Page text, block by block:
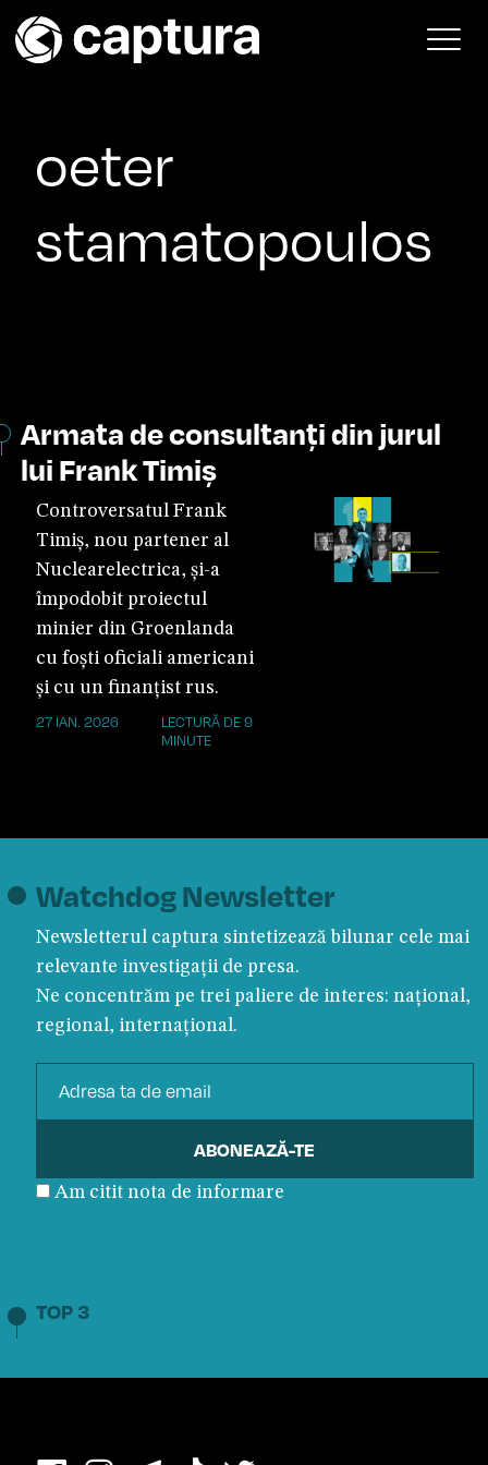
Skip to content
Main Navigation
oeter
stamatopoulos
Armata de consultanți din jurul
lui Frank Timiș
Controversatul Frank
Timiș, nou partener al
Nuclearelectrica, și-a
împodobit proiectul
minier din Groenlanda
cu foști oficiali americani
și cu un finanțist rus.
27 IAN. 2026
LECTURĂ DE 9
MINUTE
Watchdog Newsletter
Newsletterul captura sintetizează bilunar cele mai
relevante investigații de presa.
Ne concentrăm pe trei paliere de interes: național,
regional, internațional.
Am citit nota de informare
TOP 3